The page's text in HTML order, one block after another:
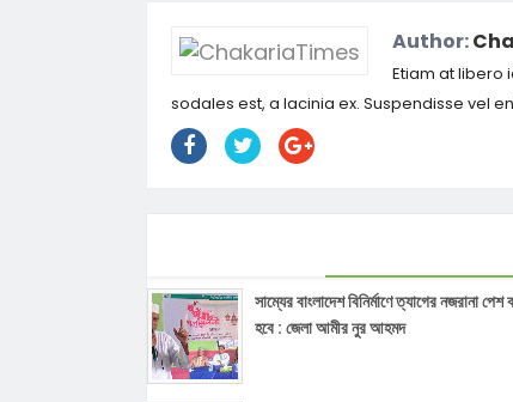
Author:
Etiam at libero
sodales est, a lacinia ex. Suspendisse vel
সাম্যের বাংলাদেশ বিনির্মাণে ত্যাগের নজরানা
হবে : জেলা আমীর নুর আহমদ